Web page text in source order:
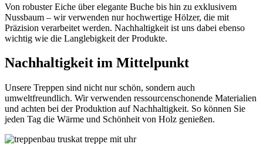
Von robuster Eiche über elegante Buche bis hin zu exklusivem
Nussbaum – wir verwenden nur hochwertige Hölzer, die mit
Präzision verarbeitet werden. Nachhaltigkeit ist uns dabei ebenso
wichtig wie die Langlebigkeit der Produkte.
Nachhaltigkeit im Mittelpunkt
Unsere Treppen sind nicht nur schön, sondern auch
umweltfreundlich. Wir verwenden ressourcenschonende Materialien
und achten bei der Produktion auf Nachhaltigkeit. So können Sie
jeden Tag die Wärme und Schönheit von Holz genießen.